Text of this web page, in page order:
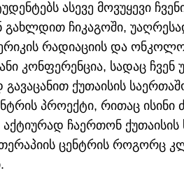
ასევე მოვუყევი
გახლდით ჩიკაგოში,
რადიაციის და
კონფერენცია, სადაც ჩვენ
ქუთაისის
პროექტი, რითაც
ჩაერთონ
ცენტრის როგორც